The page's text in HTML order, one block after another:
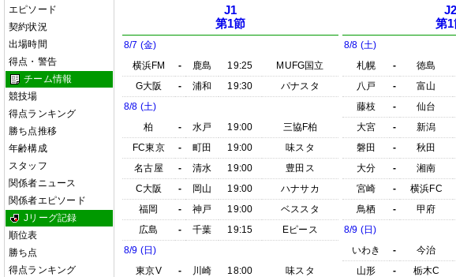
エピソード
契約状況
出場時間
得点・警告
チーム情報
競技場
得点ランキング
勝ち点推移
年齢構成
スタッフ
関係者ニュース
関係者エピソード
Jリーグ記録
順位表
勝ち点
得点ランキング
J1
第1節
8/7 (金)
横浜FM
- 鹿島 19:25
MUFG国立
G大阪
- 浦和 19:30
パナスタ
8/8 (土)
柏
- 水戸 19:00
三協F柏
FC東京
- 町田 19:00
味スタ
名古屋
- 清水 19:00
豊田ス
C大阪
- 岡山 19:00
ハナサカ
福岡
- 神戸 19:00
ベススタ
広島
- 千葉 19:15
Eピース
8/9 (日)
東京V
- 川崎 18:00
味スタ
J2
第1
8/8 (土)
札幌
- 徳島
八戸
- 富山
藤枝
- 仙台
大宮
- 新潟
磐田
- 秋田
大分
- 湘南
宮崎
- 横浜FC
鳥栖
- 甲府
8/9 (日)
いわき
- 今治
山形
- 栃木C